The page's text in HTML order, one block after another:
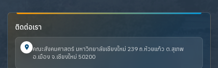
ติดต่อเรา
คณะสังคมศาสตร์ มหาวิทยาลัยเชียงใหม่ 239 ถ.ห้วยแก้ว ต.สุเทพ
อ.เมือง จ.เชียงใหม่ 50200